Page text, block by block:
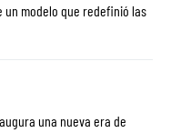
un modelo que redefinió las
una nueva era de